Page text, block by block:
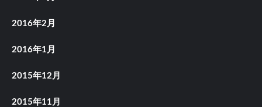
2016年2月
2016年1月
2015年12月
2015年11月